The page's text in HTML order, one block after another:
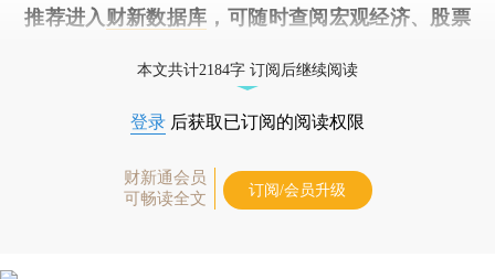
推荐进入 财新数据库 ，可随时查阅宏观经济、股票
本文共计2184字 订阅后继续阅读
登录 后获取已订阅的阅读权限
财新通会员
可畅读全文
订阅/会员升级